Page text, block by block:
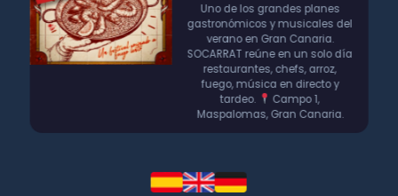
Uno de los grandes planes
gastronómicos y musicales del
verano en Gran Canaria.
SOCARRAT reúne en un solo día
restaurantes, chefs, arroz,
fuego, música en directo y
tardeo.
Campo 1,
Maspalomas, Gran Canaria.